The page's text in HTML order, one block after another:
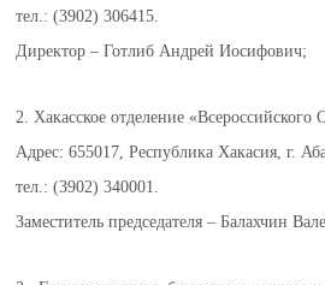
тел.: (3902) 306415.
Директор – Готлиб Андрей Иосифович;
2. Хакасское отделение
Адрес: 655017, Республика Хакасия, г.
тел.: (3902) 340001.
Заместитель председателя – Балахчин